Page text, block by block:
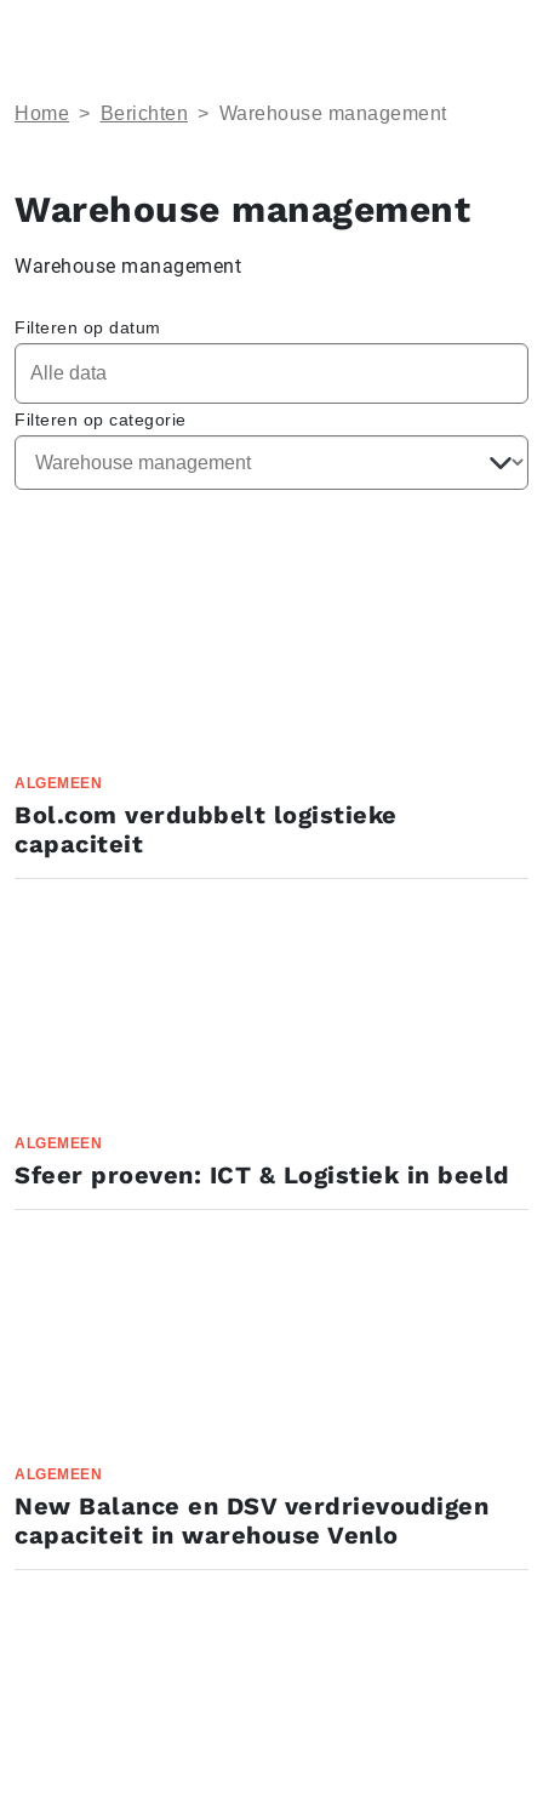
Home > Berichten > Warehouse management
Warehouse management
Warehouse management
Filteren op datum
Filteren op categorie
ALGEMEEN
Bol.com verdubbelt logistieke
capaciteit
ALGEMEEN
Sfeer proeven: ICT & Logistiek in beeld
ALGEMEEN
New Balance en DSV verdrievoudigen
capaciteit in warehouse Venlo